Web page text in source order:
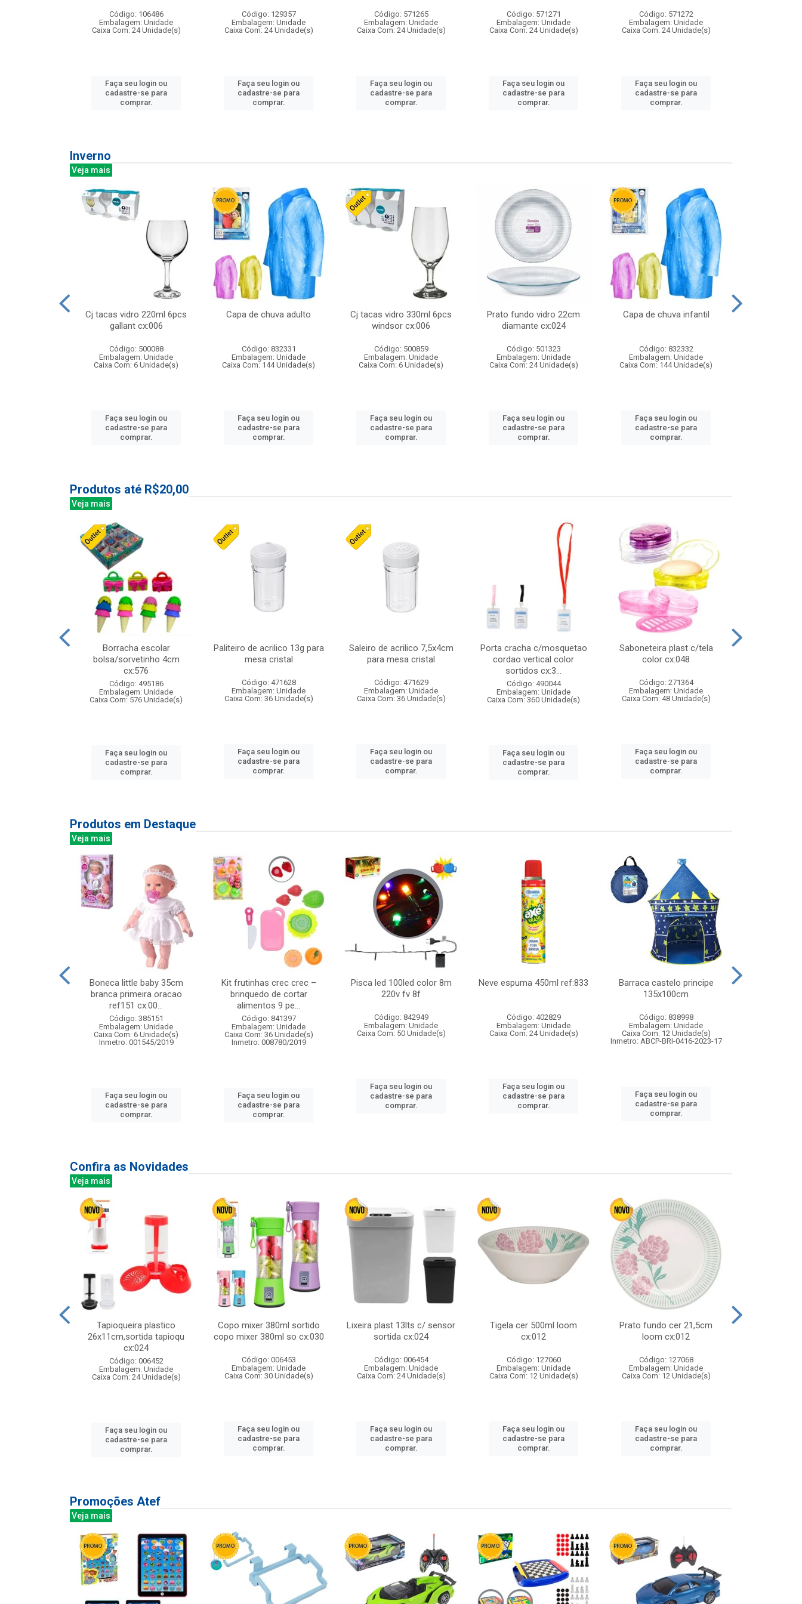
Código: 106486
Embalagem: Unidade
Caixa Com: 24 Unidade(s)
Faça seu login ou
cadastre-se para
comprar.
Código: 129357
Embalagem: Unidade
Caixa Com: 24 Unidade(s)
Faça seu login ou
cadastre-se para
comprar.
Código: 571265
Embalagem: Unidade
Caixa Com: 24 Unidade(s)
Faça seu login ou
cadastre-se para
comprar.
Código: 571271
Embalagem: Unidade
Caixa Com: 24 Unidade(s)
Faça seu login ou
cadastre-se para
comprar.
Código: 571272
Embalagem: Unidade
Caixa Com: 24 Unidade(s)
Faça seu login ou
cadastre-se para
comprar.
Inverno
Veja mais
Cj tacas vidro 220ml 6pcs
gallant cx:006
Código: 500088
Embalagem: Unidade
Caixa Com: 6 Unidade(s)
Faça seu login ou
cadastre-se para
comprar.
Capa de chuva adulto
Código: 832331
Embalagem: Unidade
Caixa Com: 144 Unidade(s)
Faça seu login ou
cadastre-se para
comprar.
Cj tacas vidro 330ml 6pcs
windsor cx:006
Código: 500859
Embalagem: Unidade
Caixa Com: 6 Unidade(s)
Faça seu login ou
cadastre-se para
comprar.
Prato fundo vidro 22cm
diamante cx:024
Código: 501323
Embalagem: Unidade
Caixa Com: 24 Unidade(s)
Faça seu login ou
cadastre-se para
comprar.
Capa de chuva infantil
Código: 832332
Embalagem: Unidade
Caixa Com: 144 Unidade(s)
Faça seu login ou
cadastre-se para
comprar.
Produtos até R$20,00
Veja mais
Borracha escolar
bolsa/sorvetinho 4cm
cx:576
Código: 495186
Embalagem: Unidade
Caixa Com: 576 Unidade(s)
Faça seu login ou
cadastre-se para
comprar.
Paliteiro de acrilico 13g para
mesa cristal
Código: 471628
Embalagem: Unidade
Caixa Com: 36 Unidade(s)
Faça seu login ou
cadastre-se para
comprar.
Saleiro de acrilico 7,5x4cm
para mesa cristal
Código: 471629
Embalagem: Unidade
Caixa Com: 36 Unidade(s)
Faça seu login ou
cadastre-se para
comprar.
Porta cracha c/mosquetao
cordao vertical color
sortidos cx:3...
Código: 490044
Embalagem: Unidade
Caixa Com: 360 Unidade(s)
Faça seu login ou
cadastre-se para
comprar.
Saboneteira plast c/tela
color cx:048
Código: 271364
Embalagem: Unidade
Caixa Com: 48 Unidade(s)
Faça seu login ou
cadastre-se para
comprar.
Produtos em Destaque
Veja mais
Boneca little baby 35cm
branca primeira oracao
ref151 cx:00...
Código: 385151
Embalagem: Unidade
Caixa Com: 6 Unidade(s)
Inmetro: 001545/2019
Faça seu login ou
cadastre-se para
comprar.
Kit frutinhas crec crec –
brinquedo de cortar
alimentos 9 pe...
Código: 841397
Embalagem: Unidade
Caixa Com: 36 Unidade(s)
Inmetro: 008780/2019
Faça seu login ou
cadastre-se para
comprar.
Pisca led 100led color 8m
220v fv 8f
Código: 842949
Embalagem: Unidade
Caixa Com: 50 Unidade(s)
Faça seu login ou
cadastre-se para
comprar.
Neve espuma 450ml ref:833
Código: 402829
Embalagem: Unidade
Caixa Com: 24 Unidade(s)
Faça seu login ou
cadastre-se para
comprar.
Barraca castelo principe
135x100cm
Código: 838998
Embalagem: Unidade
Caixa Com: 12 Unidade(s)
Inmetro: ABCP-BRI-0416-2023-17
Faça seu login ou
cadastre-se para
comprar.
Confira as Novidades
Veja mais
Tapioqueira plastico
26x11cm,sortida tapioqu
cx:024
Código: 006452
Embalagem: Unidade
Caixa Com: 24 Unidade(s)
Faça seu login ou
cadastre-se para
comprar.
Copo mixer 380ml sortido
copo mixer 380ml so cx:030
Código: 006453
Embalagem: Unidade
Caixa Com: 30 Unidade(s)
Faça seu login ou
cadastre-se para
comprar.
Lixeira plast 13lts c/ sensor
sortida cx:024
Código: 006454
Embalagem: Unidade
Caixa Com: 24 Unidade(s)
Faça seu login ou
cadastre-se para
comprar.
Tigela cer 500ml loom
cx:012
Código: 127060
Embalagem: Unidade
Caixa Com: 12 Unidade(s)
Faça seu login ou
cadastre-se para
comprar.
Prato fundo cer 21,5cm
loom cx:012
Código: 127068
Embalagem: Unidade
Caixa Com: 12 Unidade(s)
Faça seu login ou
cadastre-se para
comprar.
Promoções Atef
Veja mais